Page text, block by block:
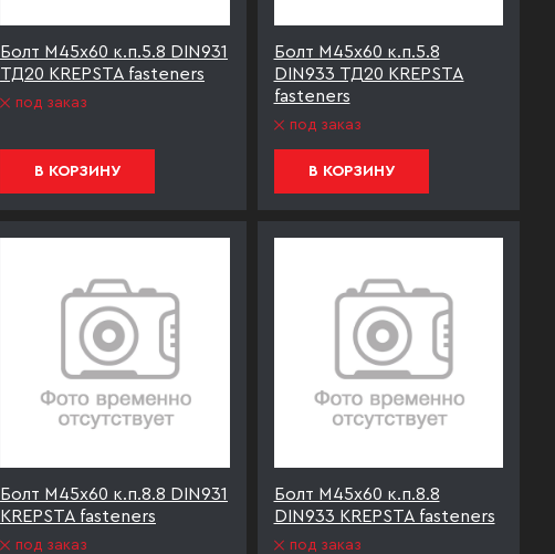
Болт М45х60 к.п.5.8 DIN931
ТД20 KREPSTA fasteners
под заказ
В КОРЗИНУ
Болт М45х60 к.п.5.8
DIN933 ТД20 KREPSTA
fasteners
под заказ
В КОРЗИНУ
Болт М45х60 к.п.8.8 DIN931
KREPSTA fasteners
под заказ
Болт М45х60 к.п.8.8
DIN933 KREPSTA fasteners
под заказ